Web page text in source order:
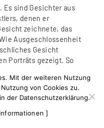
sind Gesichter aus
denen er
zeichnete, das
Ausgeschlossenheit
Gesicht
Porträts gezeigt. So
Mit der weiteren Nutzung
von Cookies zu.
der Datenschutzerklärung.
]